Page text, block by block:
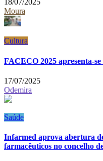
18/07/2025
Moura
Cultura
FACECO 2025 apresenta-
17/07/2025
Odemira
Saúde
Infarmed aprova abertura
farmacêuticos no concelho